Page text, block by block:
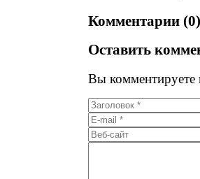
Комментарии (0)
Оставить
Вы комментируете